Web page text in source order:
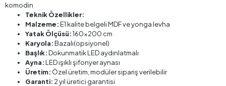
komodin
Teknik Özellikler:
Malzeme:E1 kalite belgeli MDF ve yonga levha
Yatak Ölçüsü:160x200 cm
Karyola:Bazalı(opsiyonel)
Başlık:Dokunmatik LED aydınlatmalı
Ayna:LED ışıklı şifonyer aynası
Üretim: Özel üretim, modüler sipariş verilebilir
Garanti: 2 yıl üretici garantisi